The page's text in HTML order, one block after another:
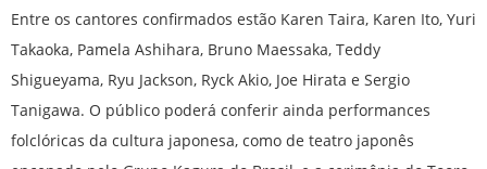
Entre os cantores confirmados estão Karen Taira, Karen Ito, Yuri
Takaoka, Pamela Ashihara, Bruno Maessaka, Teddy
Shigueyama, Ryu Jackson, Ryck Akio, Joe Hirata e Sergio
Tanigawa. O público poderá conferir ainda performances
folclóricas da cultura japonesa, como de teatro japonês